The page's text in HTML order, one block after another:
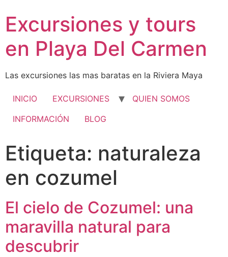
Excursiones y tours
en Playa Del Carmen
Las excursiones las mas baratas en la Riviera Maya
INICIO EXCURSIONES
QUIEN SOMOS
INFORMACIÓN
BLOG
Etiqueta: naturaleza
en cozumel
El cielo de Cozumel: una
maravilla natural para
descubrir